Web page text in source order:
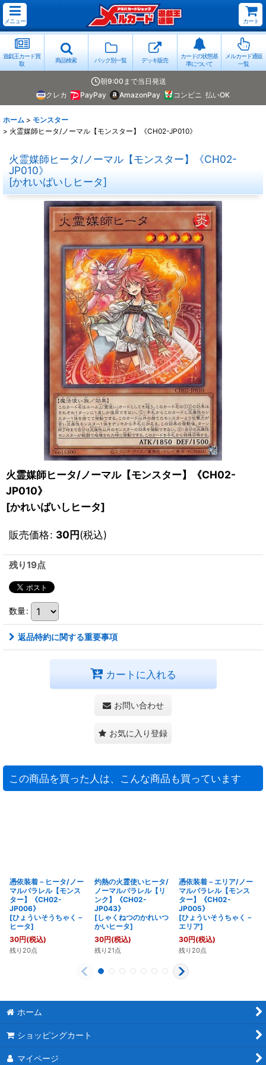
メニュー カート
遊戯王カード買
取
商品検索 パック別一覧 デッキ販売
カードの状態基
準について
メルカード通販
一覧
朝9:00まで当日発送
クレカ
PayPay AmazonPay コンビニ 払いOK
ホーム > モンスター
> 火霊媒師ヒータ/ノーマル【モンスター】《CH02-JP010》
火霊媒師ヒータ/ノーマル【モンスター】《CH02-
JP010》
[かれいばいしヒータ]
火霊媒師ヒータ/ノーマル【モンスター】《CH02-
JP010》
[かれいばいしヒータ]
販売価格: 30円(税込)
残り19点
数量:
返品特約に関する重要事項
カートに入れる
お問い合わせ
お気に入り登録
この商品を買った人は、こんな商品も買っています
憑依装着－ヒータ/ノー
マルパラレル【モンス
ター】《CH02-
JP006》
[ひょういそうちゃく－
ヒータ]
30円(税込)
残り20点
灼熱の火霊使いヒータ/
ノーマルパラレル【リ
ンク】《CH02-
JP043》
[しゃくねつのかれいつ
かいヒータ]
30円(税込)
残り21点
憑依装着－エリア/ノー
マルパラレル【モンス
ター】《CH02-
JP005》
[ひょういそうちゃく－
エリア]
30円(税込)
残り20点
ホーム
ショッピングカート
マイページ